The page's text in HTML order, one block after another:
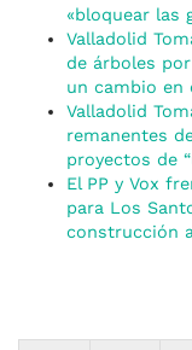
«bloquear las
Valladolid
de árboles
un cambio en
Valladolid
remanentes
proyectos de
El PP y Vox
para Los
construcción